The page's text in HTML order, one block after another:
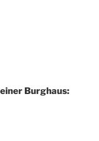
Burghaus: